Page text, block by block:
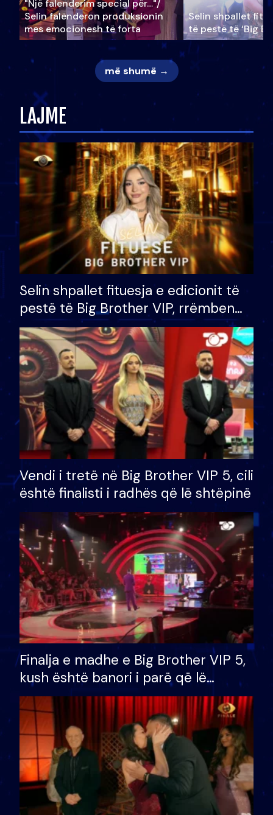
"Një falenderim special për…"/
Selin falënderon produksionin
mes emocionesh të forta
Selin shpallet
të pestë të ‘Big
më shumë →
LAJME
Selin shpallet fituesja e edicionit të
pestë të Big Brother VIP, rrëmben
çmimin e madh prej 100 mijë eurosh
Vendi i tretë në Big Brother VIP 5, cili
është finalisti i radhës që lë shtëpinë
Finalja e madhe e Big Brother VIP 5,
kush është banori i parë që lë
shtëpinë dhe humb mundësinë për
të fituar çmimin e madh